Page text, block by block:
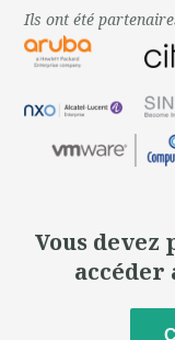
Ils ont été
Vous devez
accéder